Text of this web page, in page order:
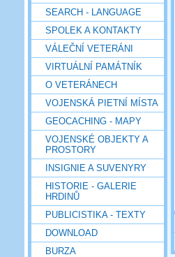
SEARCH - LANGUAGE
SPOLEK A KONTAKTY
VÁLEČNÍ VETERÁNI
VIRTUÁLNÍ PAMÁTNÍK
O VETERÁNECH
VOJENSKÁ PIETNÍ MÍSTA
GEOCACHING - MAPY
VOJENSKÉ OBJEKTY A
PROSTORY
INSIGNIE A SUVENYRY
HISTORIE - GALERIE
HRDINŮ
PUBLICISTIKA - TEXTY
DOWNLOAD
BURZA